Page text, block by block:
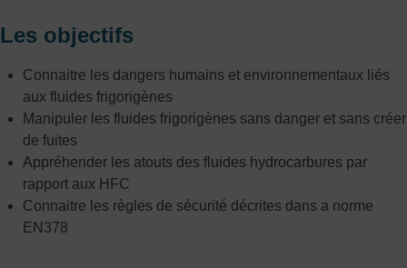
Les objectifs
Connaitre les dangers humains et environnementaux liés
aux fluides frigorigènes
Manipuler les fluides frigorigènes sans danger et sans créer
de fuites
Appréhender les atouts des fluides hydrocarbures par
rapport aux HFC
Connaitre les règles de sécurité décrites dans a norme
EN378